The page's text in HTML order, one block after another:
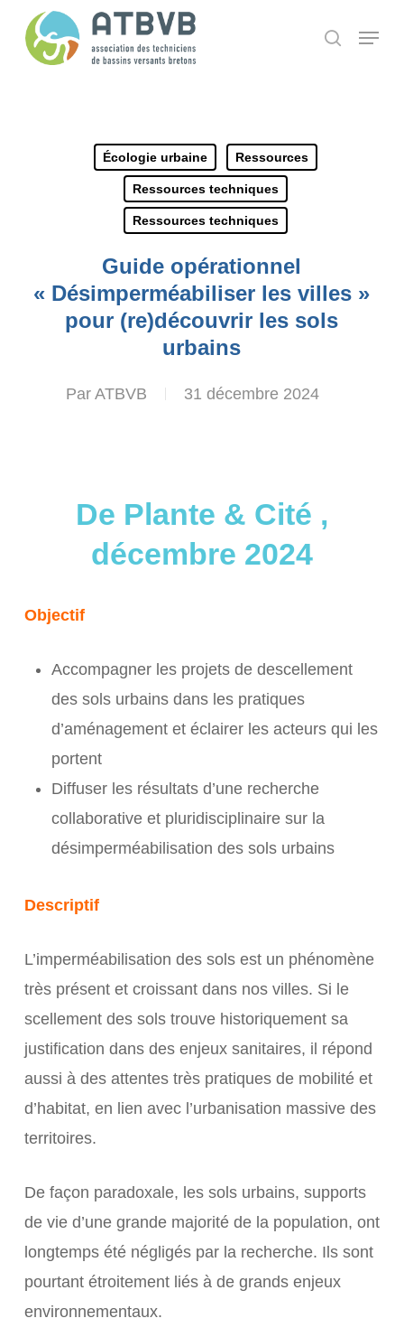
search
Menu
Écologie urbaine Ressources
Ressources techniques
Ressources techniques
Guide opérationnel
« Désimperméabiliser les villes »
pour (re)découvrir les sols
urbains
Par ATBVB 31 décembre 2024
De Plante & Cité ,
décembre 2024
Objectif
Accompagner les projets de descellement
des sols urbains dans les pratiques
d’aménagement et éclairer les acteurs qui les
portent
Diffuser les résultats d’une recherche
collaborative et pluridisciplinaire sur la
désimperméabilisation des sols urbains
Descriptif
L’imperméabilisation des sols est un phénomène
très présent et croissant dans nos villes. Si le
scellement des sols trouve historiquement sa
justification dans des enjeux sanitaires, il répond
aussi à des attentes très pratiques de mobilité et
d’habitat, en lien avec l’urbanisation massive des
territoires.
De façon paradoxale, les sols urbains, supports
de vie d’une grande majorité de la population, ont
longtemps été négligés par la recherche. Ils sont
pourtant étroitement liés à de grands enjeux
environnementaux.
Panneau de gestion des cookies